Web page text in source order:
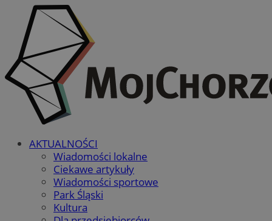
AKTUALNOŚCI
Wiadomości lokalne
Ciekawe artykuły
Wiadomości sportowe
Park Śląski
Kultura